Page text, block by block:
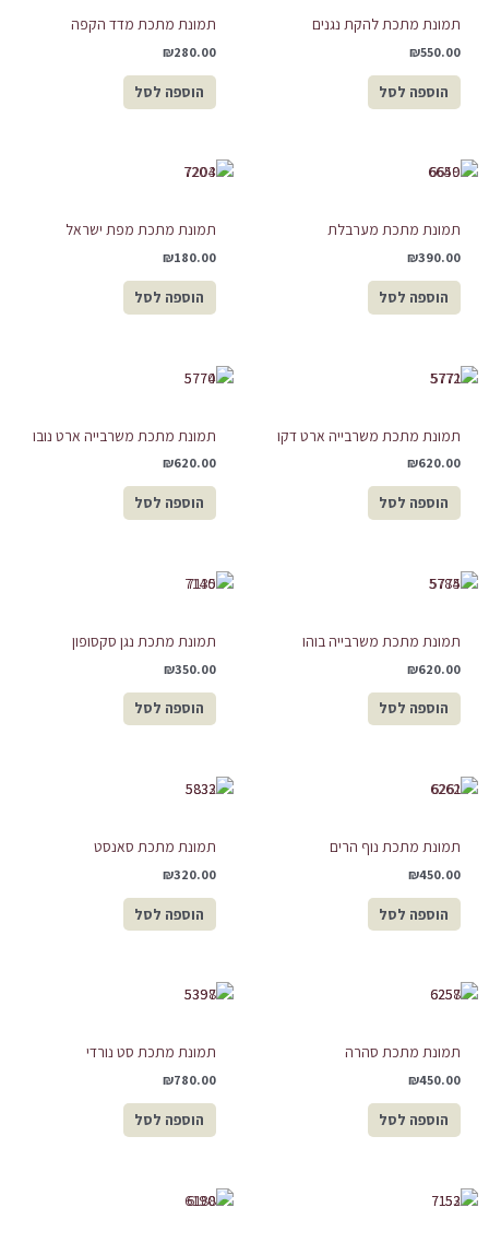
תמונת מתכת להקת נגנים
₪550.00
הוספה לסל
תמונת מתכת מדד הקפה
₪280.00
הוספה לסל
תמונת מתכת מערבלת
₪390.00
הוספה לסל
תמונת מתכת מפת ישראל
₪180.00
הוספה לסל
תמונת מתכת משרבייה ארט דקו
₪620.00
הוספה לסל
תמונת מתכת משרבייה ארט נובו
₪620.00
הוספה לסל
תמונת מתכת משרבייה בוהו
₪620.00
הוספה לסל
תמונת מתכת נגן סקסופון
₪350.00
הוספה לסל
תמונת מתכת נוף הרים
₪450.00
הוספה לסל
תמונת מתכת סאנסט
₪320.00
הוספה לסל
תמונת מתכת סהרה
₪450.00
הוספה לסל
תמונת מתכת סט נורדי
₪780.00
הוספה לסל